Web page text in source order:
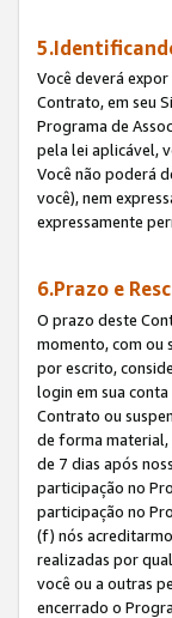
Você deverá
Contrato, em seu
Programa de
pela lei aplicável,
Você não poderá
você), nem
expressamente
6.Prazo e
O prazo deste
momento, com ou
por escrito,
login em sua
Contrato ou
de forma material,
de 7 dias após
participação no
participação no
(f) nós
realizadas por
você ou a outras
encerrado o